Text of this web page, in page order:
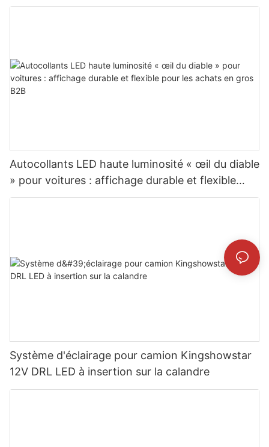
Autocollants LED haute luminosité « œil du diable
» pour voitures : affichage durable et flexible
pour les achats en gros B2B
Système d'éclairage pour camion Kingshowstar
12V DRL LED à insertion sur la calandre